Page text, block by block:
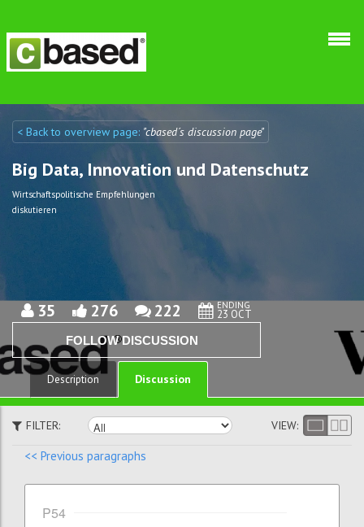
Discuto
Discuto
< Back to overview page: "cbased´s discussion page"
Big Data, Innovation und Datenschutz
Wirtschaftspolitische Empfehlungen
diskutieren
35 276 222 ENDING
23 OCT
FOLLOW DISCUSSION
Description Discussion
FILTER: VIEW:
<< Previous paragraphs
P54